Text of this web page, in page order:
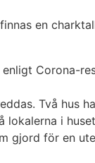
en
Corona-
Två hus
i
gjord för en